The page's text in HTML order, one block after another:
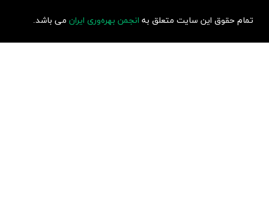
تمام حقوق این سایت متعلق به انجمن بهره‌وری ایران می باشد.